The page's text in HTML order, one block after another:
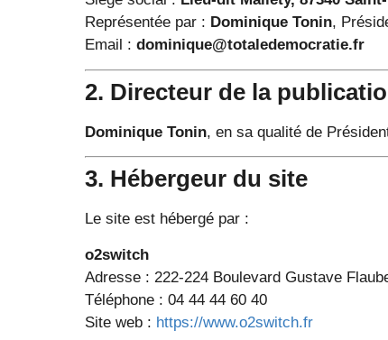
Représentée par : Dominique Tonin,
Email :dominique@totaledemocratie.fr
2. Directeur de la
Dominique Tonin, en sa qualité de
3. Hébergeur du site
Le site est hébergé par :
o2switch
Adresse : 222-224 Boulevard Gustave
Téléphone : 04 44 44 60 40
Site web : https://www.o2switch.fr